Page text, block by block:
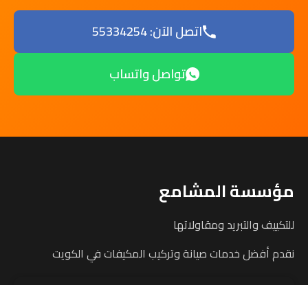
اتصل الآن: 55334254
تواصل واتساب
مؤسسة المشامع
للتكييف والتبريد ومقاولاتها
نقدم أفضل خدمات صيانة وتركيب المكيفات في الكويت